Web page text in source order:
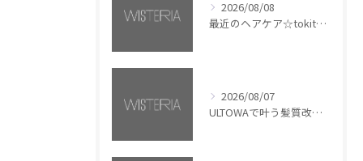
2026/08/08
最近のヘアケア☆tokita【銀座・美容室WISTERIA】
2026/08/07
ULTOWAで叶う髪質改善美髪カラー【銀座・美容室WISTERIA】